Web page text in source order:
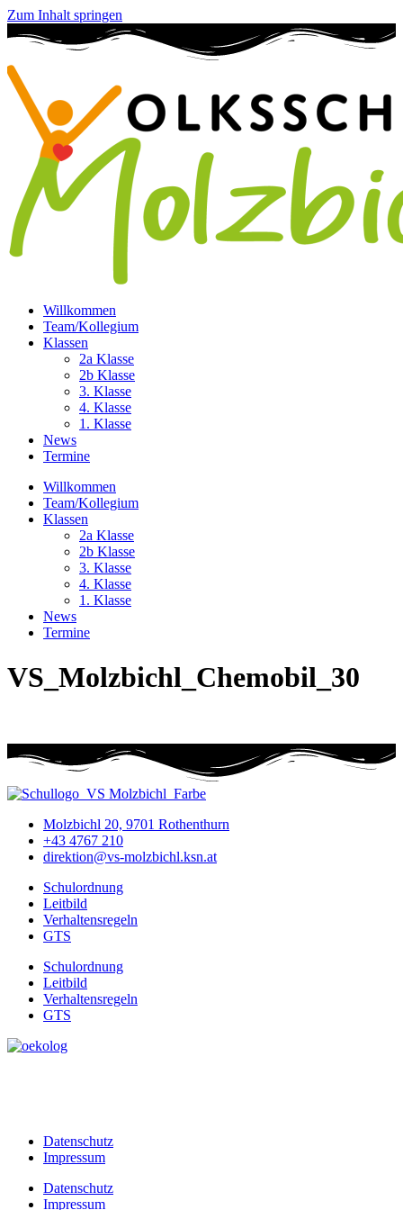
Zum Inhalt springen
Willkommen
Team/Kollegium
Klassen
2a Klasse
2b Klasse
3. Klasse
4. Klasse
1. Klasse
News
Termine
Willkommen
Team/Kollegium
Klassen
2a Klasse
2b Klasse
3. Klasse
4. Klasse
1. Klasse
News
Termine
VS_Molzbichl_Chemobil_30
Molzbichl 20, 9701 Rothenthurn
+43 4767 210
direktion@vs-molzbichl.ksn.at
Schulordnung
Leitbild
Verhaltensregeln
GTS
Schulordnung
Leitbild
Verhaltensregeln
GTS
Datenschutz
Impressum
Datenschutz
Impressum